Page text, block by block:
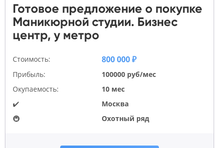
Готовое предложение о покупке
Маникюрной студии. Бизнес
центр, у метро
Стоимость: 800 000 ₽
Прибыль:
100000 руб/мес
Окупаемость:
10 мес
✔️
Москва
🚇
Охотный ряд